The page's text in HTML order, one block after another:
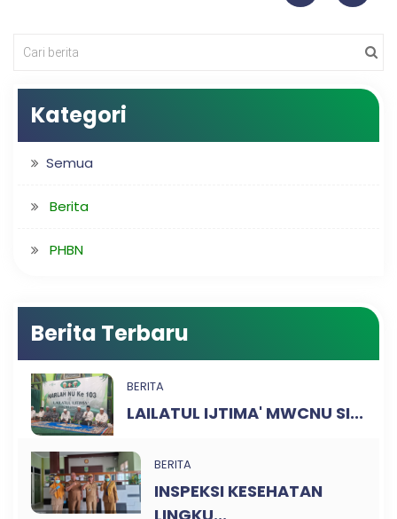
Kategori
Semua
Berita
PHBN
Berita Terbaru
BERITA
LAILATUL IJTIMA' MWCNU SI...
BERITA
INSPEKSI KESEHATAN